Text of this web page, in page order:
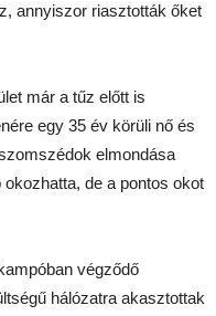
annyiszor riasztották őket
már a tűz előtt is
egy 35 év körüli nő és
elmondása
de a pontos okot
végződő
hálózatra akasztottak